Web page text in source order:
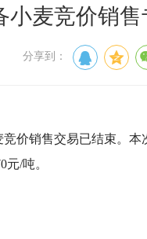
小麦竞价销
分享到：
价销售交易已结束。本
/吨。